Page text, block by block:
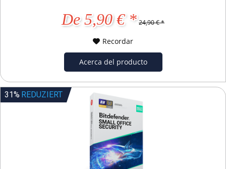
De 5,90 € * 24,90 € *
Recordar
Acerca del producto
31% REDUZIERT